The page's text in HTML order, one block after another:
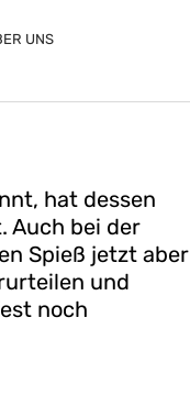
UNS
hat dessen
Auch bei der
Spieß jetzt aber
und
noch